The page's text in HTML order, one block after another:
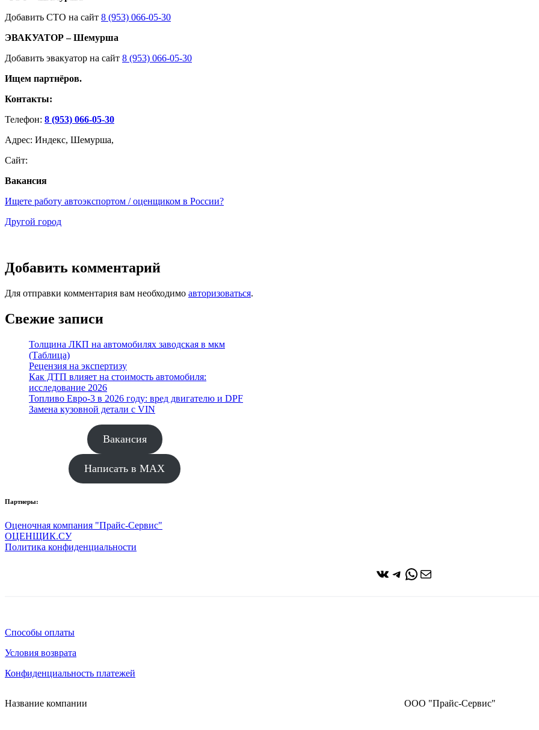
Добавить СТО на сайт 8 (953) 066-05-30
ЭВАКУАТОР – Шемурша
Добавить эвакуатор на сайт 8 (953) 066-05-30
Ищем партнёров.
Контакты:
Телефон: 8 (953) 066-05-30
Адрес: Индекс, Шемурша,
Сайт:
Вакансия
Ищете работу автоэкспортом / оценщиком в России?
Другой город
Добавить комментарий
Для отправки комментария вам необходимо авторизоваться.
Свежие записи
Толщина ЛКП на автомобилях заводская в мкм
(Таблица)
Рецензия на экспертизу
Как ДТП влияет на стоимость автомобиля:
исследование 2026
Топливо Евро-3 в 2026 году: вред двигателю и DPF
Замена кузовной детали с VIN
Вакансия
Написать в MAX
Партнеры:
Оценочная компания "Прайс-Сервис"
ОЦЕНЩИК.СУ
Политика конфиденциальности
ВКонтакте
Telegram
WhatsApp
Почта
Способы оплаты
Условия возврата
Конфиденциальность платежей
Название компании ООО "Прайс-Сервис"